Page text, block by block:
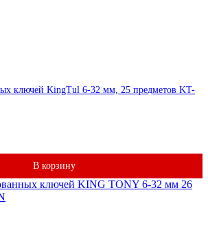
ключей KingTul 6-32 мм, 25 предметов KT-
В корзину